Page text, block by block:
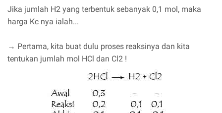
Jika jumlah H2 yang terbentuk sebanyak 0,1 mol, maka
harga Kc nya ialah...
→ Pertama, kita buat dulu proses reaksinya dan kita
tentukan jumlah mol HCl dan Cl2 !